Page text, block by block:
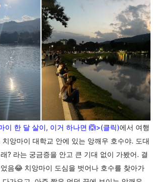
이 한 달 살이, 이거 하나면 🙆>(클릭)에서 여행
앙마이 대학교 안에 있는 앙깨우 호수야. 도대
? 라는 궁금증을 안고 큰 기대 없이 가봤어. 결
음😂 치앙마이 도심을 벗어나 호수를 찾아가